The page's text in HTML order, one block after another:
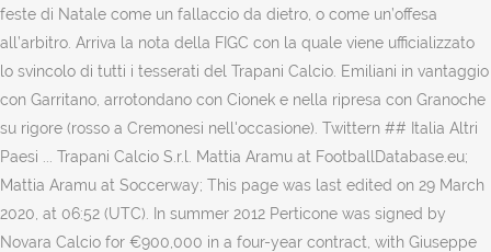
feste di Natale come un fallaccio da dietro, o come un’offesa
all’arbitro. Arriva la nota della FIGC con la quale viene ufficializzato
lo svincolo di tutti i tesserati del Trapani Calcio. Emiliani in vantaggio
con Garritano, arrotondano con Cionek e nella ripresa con Granoche
su rigore (rosso a Cremonesi nell'occasione). Twittern ## Italia Altri
Paesi ... Trapani Calcio S.r.l. Mattia Aramu at FootballDatabase.eu;
Mattia Aramu at Soccerway; This page was last edited on 29 March
2020, at 06:52 (UTC). In summer 2012 Perticone was signed by
Novara Calcio for €900,000 in a four-year contract, with Giuseppe